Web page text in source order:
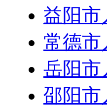
益阳市
常德市
岳阳市
邵阳市